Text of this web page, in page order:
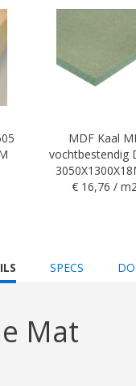
MDF Kaal
vochtbestendig
€ 16,76 /
SPECS
Mat